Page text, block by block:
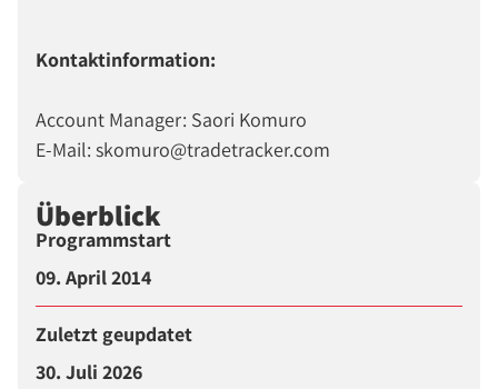
Kontaktinformation:
Account Manager: Saori Komuro
E-Mail: skomuro@tradetracker.com
Überblick
Programmstart
09. April 2014
Zuletzt geupdatet
30. Juli 2026